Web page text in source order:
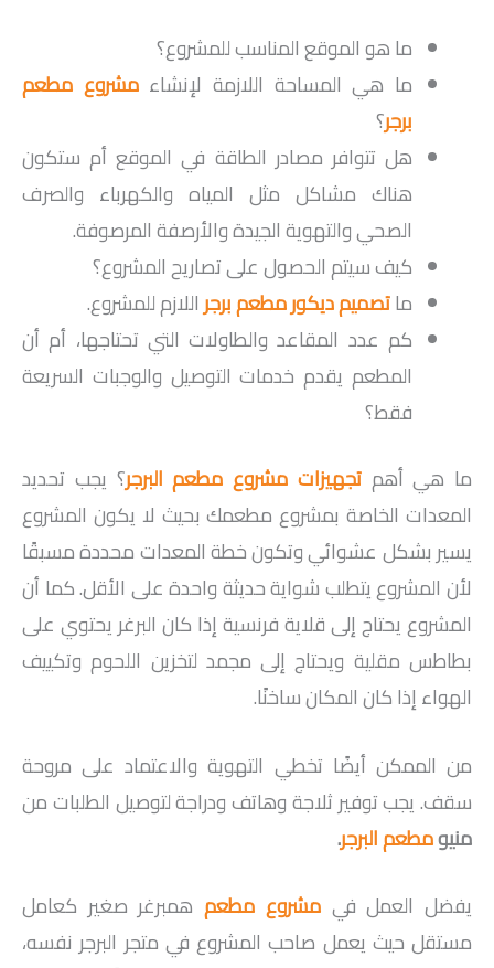
ما هو الموقع المناسب للمشروع؟
ما هي المساحة اللازمة لإنشاءمشروع مطعم
برجر؟
هل تتوافر مصادر الطاقة في الموقع أم ستكون
هناك مشاكل مثل المياه والكهرباء والصرف
الصحي والتهوية الجيدة والأرصفة المرصوفة.
كيف سيتم الحصول على تصاريح المشروع؟
ماتصميم ديكور مطعم برجراللازم للمشروع.
كم عدد المقاعد والطاولات التي تحتاجها، أم أن
المطعم يقدم خدمات التوصيل والوجبات السريعة
فقط؟
ما هي أهمتجهيزات مشروع مطعم البرجر؟ يجب تحديد
المعدات الخاصة بمشروع مطعمك بحيث لا يكون المشروع
يسير بشكل عشوائي وتكون خطة المعدات محددة مسبقًا
لأن المشروع يتطلب شواية حديثة واحدة على الأقل. كما أن
المشروع يحتاج إلى قلاية فرنسية إذا كان البرغر يحتوي على
بطاطس مقلية ويحتاج إلى مجمد لتخزين اللحوم وتكييف
الهواء إذا كان المكان ساخنًا.
من الممكن أيضًا تخطي التهوية والاعتماد على مروحة
سقف. يجب توفير ثلاجة وهاتف ودراجة لتوصيل الطلبات من
منيومطعم البرجر.
يفضل العمل في مشروع مطعم همبرغر صغير كعامل
مستقل حيث يعمل صاحب المشروع في متجر البرجر نفسه،